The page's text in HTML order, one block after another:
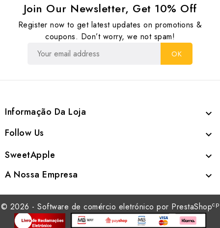
Join Our Newsletter, Get 10% Off
Register now to get latest updates on promotions &
coupons. Don’t worry, we not spam!
Informação Da Loja 
Follow Us 
SweetApple 
A Nossa Empresa 
© 2026 - Software de comércio eletrónico por PrestaShopcp